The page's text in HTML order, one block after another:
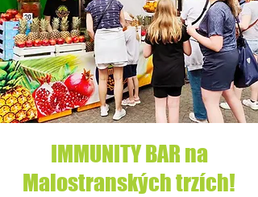
IMMUNITY BAR na
Malostranských trzích!